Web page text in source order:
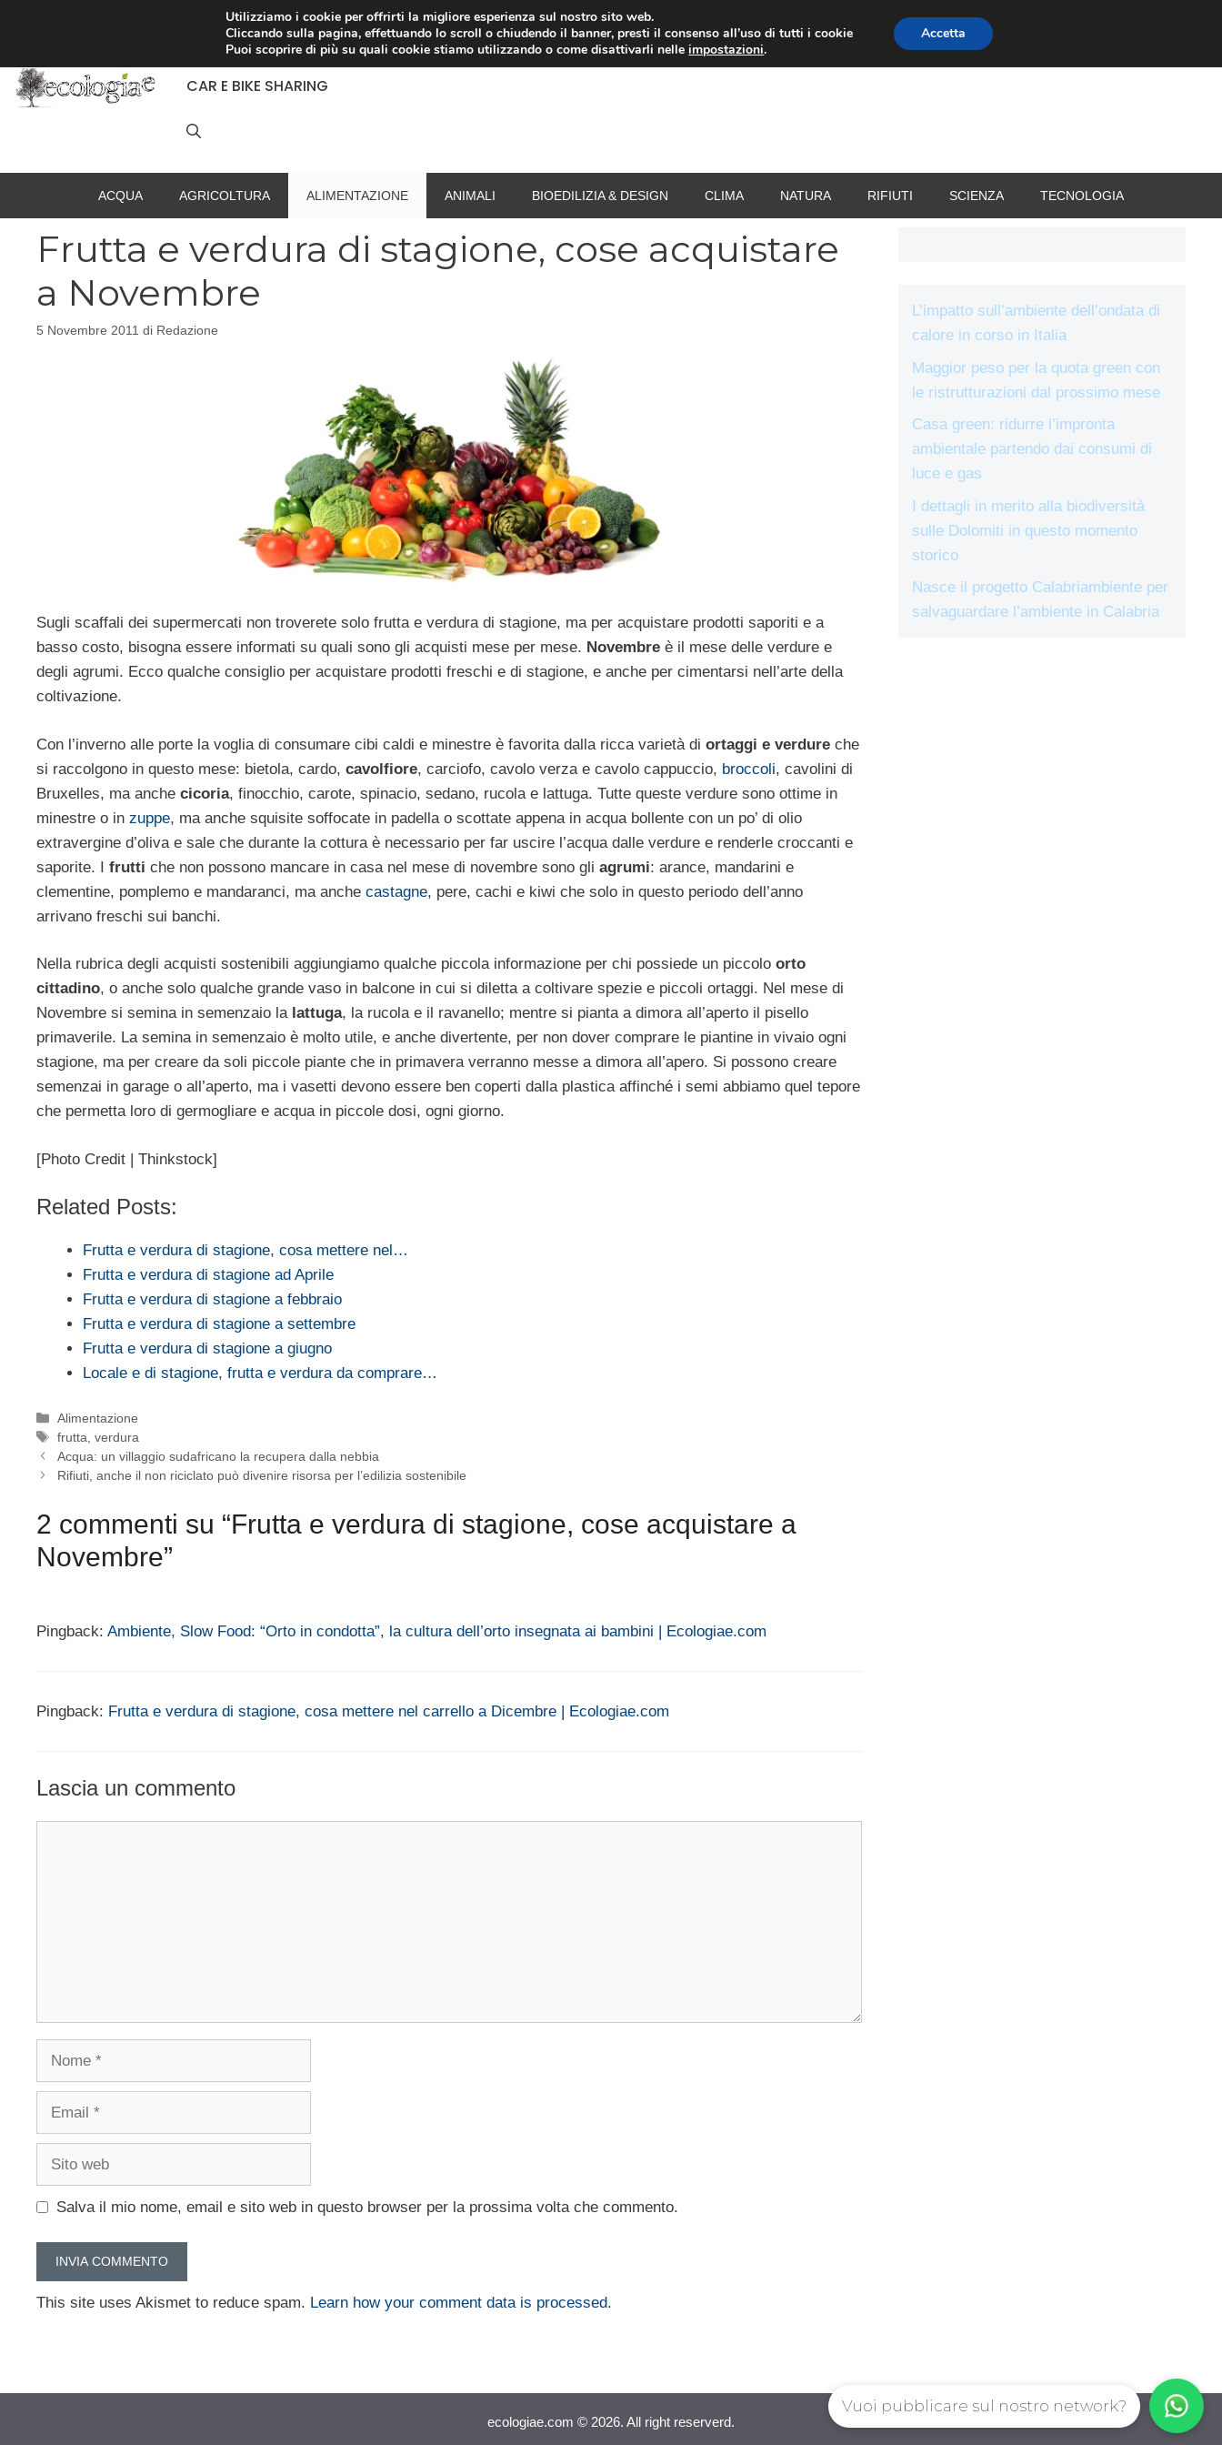
RACCOLTA DIFFERENZIATA RISPARMIO ENERGETICO SPESA TERMOVALORIZZATORI VACANZE
CAR E BIKE SHARING
ACQUA AGRICOLTURA ALIMENTAZIONE ANIMALI BIOEDILIZIA & DESIGN CLIMA NATURA RIFIUTI SCIENZA TECNOLOGIA
Frutta e verdura di stagione, cose acquistare
a Novembre
5 Novembre 2011 di Redazione
Sugli scaffali dei supermercati non troverete solo frutta e verdura di stagione, ma per acquistare prodotti saporiti e a
basso costo, bisogna essere informati su quali sono gli acquisti mese per mese. Novembre è il mese delle verdure e
degli agrumi. Ecco qualche consiglio per acquistare prodotti freschi e di stagione, e anche per cimentarsi nell’arte della
coltivazione.
Con l’inverno alle porte la voglia di consumare cibi caldi e minestre è favorita dalla ricca varietà di ortaggi e verdure che
si raccolgono in questo mese: bietola, cardo, cavolfiore, carciofo, cavolo verza e cavolo cappuccio, broccoli, cavolini di
Bruxelles, ma anche cicoria, finocchio, carote, spinacio, sedano, rucola e lattuga. Tutte queste verdure sono ottime in
minestre o in zuppe, ma anche squisite soffocate in padella o scottate appena in acqua bollente con un po’ di olio
extravergine d’oliva e sale che durante la cottura è necessario per far uscire l’acqua dalle verdure e renderle croccanti e
saporite. I frutti che non possono mancare in casa nel mese di novembre sono gli agrumi: arance, mandarini e
clementine, pomplemo e mandaranci, ma anche castagne, pere, cachi e kiwi che solo in questo periodo dell’anno
arrivano freschi sui banchi.
Nella rubrica degli acquisti sostenibili aggiungiamo qualche piccola informazione per chi possiede un piccolo orto
cittadino, o anche solo qualche grande vaso in balcone in cui si diletta a coltivare spezie e piccoli ortaggi. Nel mese di
Novembre si semina in semenzaio la lattuga, la rucola e il ravanello; mentre si pianta a dimora all’aperto il pisello
primaverile. La semina in semenzaio è molto utile, e anche divertente, per non dover comprare le piantine in vivaio ogni
stagione, ma per creare da soli piccole piante che in primavera verranno messe a dimora all’apero. Si possono creare
semenzai in garage o all’aperto, ma i vasetti devono essere ben coperti dalla plastica affinché i semi abbiamo quel tepore
che permetta loro di germogliare e acqua in piccole dosi, ogni giorno.
[Photo Credit | Thinkstock]
Related Posts:
Frutta e verdura di stagione, cosa mettere nel…
Frutta e verdura di stagione ad Aprile
Frutta e verdura di stagione a febbraio
Frutta e verdura di stagione a settembre
Frutta e verdura di stagione a giugno
Locale e di stagione, frutta e verdura da comprare…
Categorie
Alimentazione
Tag
frutta ,verdura
Acqua: un villaggio sudafricano la recupera dalla nebbia
Rifiuti, anche il non riciclato può divenire risorsa per l’edilizia sostenibile
2 commenti su “Frutta e verdura di stagione, cose acquistare a
Novembre”
Pingback: Ambiente, Slow Food: “Orto in condotta”, la cultura dell’orto insegnata ai bambini | Ecologiae.com
Pingback: Frutta e verdura di stagione, cosa mettere nel carrello a Dicembre | Ecologiae.com
Lascia un commento
Salva il mio nome, email e sito web in questo browser per la prossima volta che commento.
This site uses Akismet to reduce spam. Learn how your comment data is processed.
L’impatto sull’ambiente dell’ondata di
calore in corso in Italia
Maggior peso per la quota green con
le ristrutturazioni dal prossimo mese
Casa green: ridurre l’impronta
ambientale partendo dai consumi di
luce e gas
I dettagli in merito alla biodiversità
sulle Dolomiti in questo momento
storico
Nasce il progetto Calabriambiente per
salvaguardare l’ambiente in Calabria
ecologiae.com © 2026. All right reserverd.
Utilizziamo i cookie per offrirti la migliore esperienza sul nostro sito web.
Cliccando sulla pagina, effettuando lo scroll o chiudendo il banner, presti il consenso all’uso di tutti i cookie
Puoi scoprire di più su quali cookie stiamo utilizzando o come disattivarli nelleimpostazioni.
Accetta
Vuoi pubblicare sul nostro network?